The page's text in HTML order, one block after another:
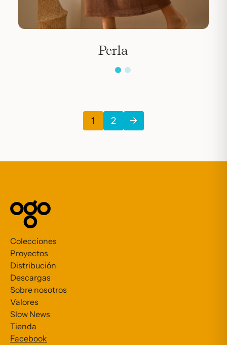
Perla
1 2 →
Colecciones
Proyectos
Distribución
Descargas
Sobre nosotros
Valores
Slow News
Tienda
Facebook